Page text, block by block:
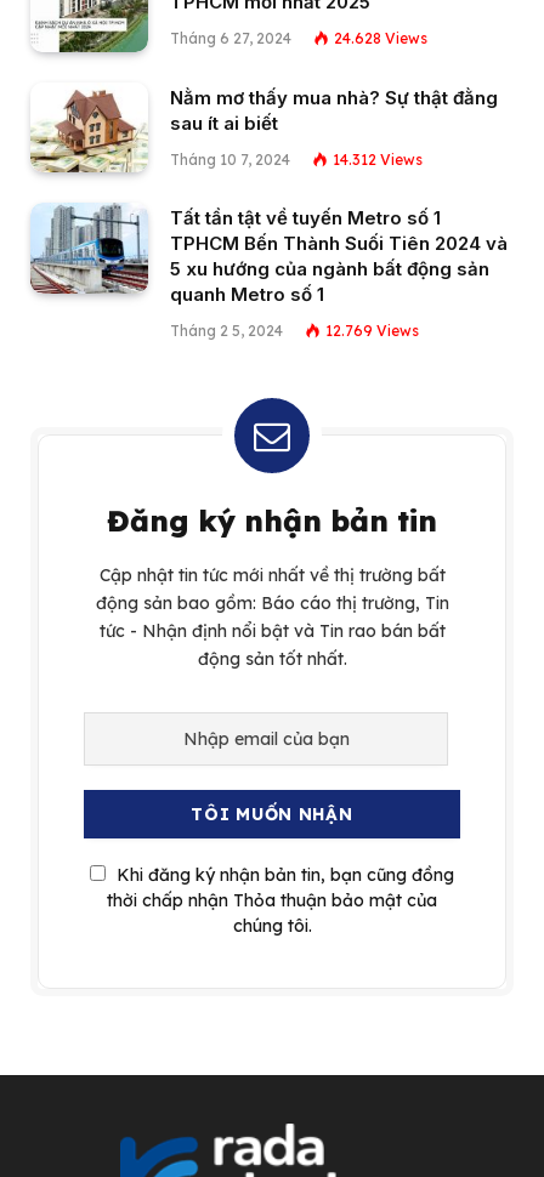
Tháng 6 27, 2024 24.628 Views
Nằm mơ thấy mua nhà? Sự thật đằng
sau ít ai biết
Tháng 10 7, 2024 14.312 Views
Tất tần tật về tuyến Metro số 1
TPHCM Bến Thành Suối Tiên 2024 và
5 xu hướng của ngành bất động sản
quanh Metro số 1
Tháng 2 5, 2024 12.769 Views
Đăng ký nhận bản tin
Cập nhật tin tức mới nhất về thị trường bất
động sản bao gồm: Báo cáo thị trường, Tin
tức - Nhận định nổi bật và Tin rao bán bất
động sản tốt nhất.
Khi đăng ký nhận bản tin, bạn cũng đồng
thời chấp nhận Thỏa thuận bảo mật của
chúng tôi.